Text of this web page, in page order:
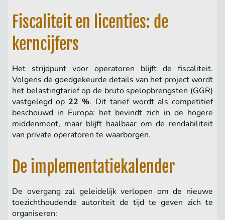
Fiscaliteit en licenties: de
kerncijfers
Het strijdpunt voor operatoren blijft de fiscaliteit.
Volgens de goedgekeurde details van het project wordt
het belastingtarief op de bruto spelopbrengsten (GGR)
vastgelegd op 22 %. Dit tarief wordt als competitief
beschouwd in Europa: het bevindt zich in de hogere
middenmoot, maar blijft haalbaar om de rendabiliteit
van private operatoren te waarborgen.
De implementatiekalender
De overgang zal geleidelijk verlopen om de nieuwe
toezichthoudende autoriteit de tijd te geven zich te
organiseren: